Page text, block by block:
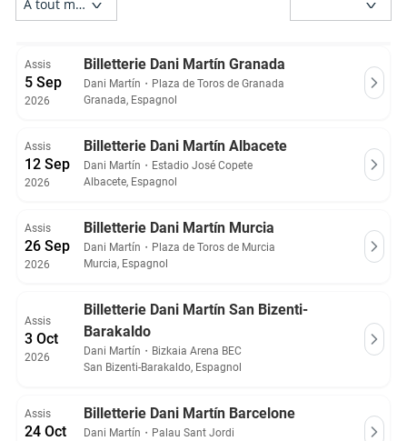
Assis
5 Sep
2026
Billetterie Dani Martín Granada
Dani Martín ・ Plaza de Toros de Granada
Granada, Espagnol
Assis
12 Sep
2026
Billetterie Dani Martín Albacete
Dani Martín ・ Estadio José Copete
Albacete, Espagnol
Assis
26 Sep
2026
Billetterie Dani Martín Murcia
Dani Martín ・ Plaza de Toros de Murcia
Murcia, Espagnol
Assis
3 Oct
2026
Billetterie Dani Martín San Bizenti-
Barakaldo
Dani Martín ・ Bizkaia Arena BEC
San Bizenti-Barakaldo, Espagnol
Assis
24 Oct
Billetterie Dani Martín Barcelone
Dani Martín ・ Palau Sant Jordi